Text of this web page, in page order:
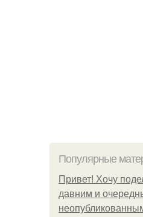
Популярные
Привет! Хочу
давним и